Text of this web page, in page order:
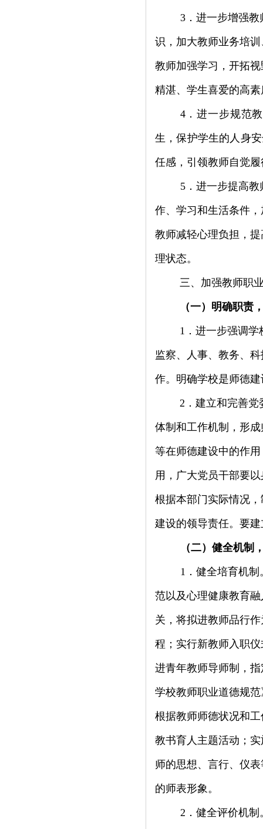
3．进一步增强教
识，加大教师业务培
教师加强学习，开拓
精湛、学生喜爱的高
4．进一步规范
生，保护学生的人身
任感，引领教师自觉
5．进一步提高教
作、学习和生活条件
教师减轻心理负担，
理状态。
三、加强教师职
（一）明确职责
1 ．进一步强调
监察、人事、教务、
作。明确学校是师德
2 ．建立和完善
体制和工作机制，形
等在师德建设中的作
用，广大党员干部要
根据本部门实际情况
建设的领导责任。要
（二）健全机制
1 ．健全培育机
范以及心理健康教育
关，将拟进教师品行
程；实行新教师入职
进青年教师导师制，
学校教师职业道德规
根据教师师德状况和
教书育人主题活动；
师的思想、言行、仪
的师表形象。
2 ．健全评价机